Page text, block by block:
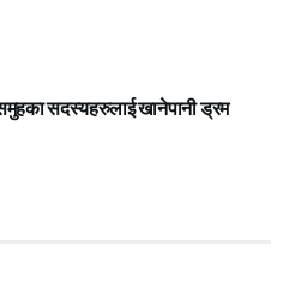
सदस्यहरुलाई खानेपानी ड्रम